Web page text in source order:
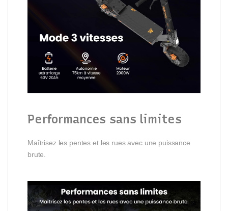
Performances sans limites
Maîtrisez les pentes et les rues avec une puissance
brute.